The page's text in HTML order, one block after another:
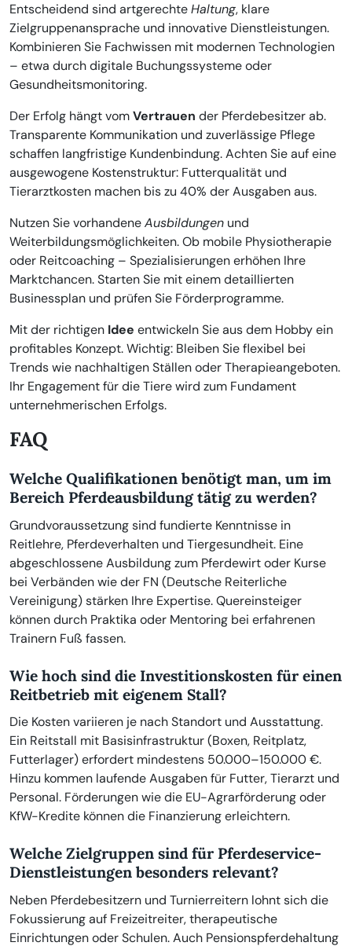
Entscheidend sind artgerechteHaltung, klare
Zielgruppenansprache und innovative Dienstleistungen.
Kombinieren Sie Fachwissen mit modernen Technologien
– etwa durch digitale Buchungssysteme oder
Gesundheitsmonitoring.
Der Erfolg hängt vomVertrauen der Pferdebesitzer ab.
Transparente Kommunikation und zuverlässige Pflege
schaffen langfristige Kundenbindung. Achten Sie auf eine
ausgewogene Kostenstruktur: Futterqualität und
Tierarztkosten machen bis zu 40% der Ausgaben aus.
Nutzen Sie vorhandeneAusbildungen und
Weiterbildungsmöglichkeiten. Ob mobile Physiotherapie
oder Reitcoaching – Spezialisierungen erhöhen Ihre
Marktchancen. Starten Sie mit einem detaillierten
Businessplan und prüfen Sie Förderprogramme.
Mit der richtigen Idee entwickeln Sie aus dem Hobby ein
profitables Konzept. Wichtig: Bleiben Sie flexibel bei
Trends wie nachhaltigen Ställen oder Therapieangeboten.
Ihr Engagement für die Tiere wird zum Fundament
unternehmerischen Erfolgs.
FAQ
Welche Qualifikationen benötigt man, um im
Bereich Pferdeausbildung tätig zu werden?
Grundvoraussetzung sind fundierte Kenntnisse in
Reitlehre, Pferdeverhalten und Tiergesundheit. Eine
abgeschlossene Ausbildung zum Pferdewirt oder Kurse
bei Verbänden wie der FN (Deutsche Reiterliche
Vereinigung) stärken Ihre Expertise. Quereinsteiger
können durch Praktika oder Mentoring bei erfahrenen
Trainern Fuß fassen.
Wie hoch sind die Investitionskosten für einen
Reitbetrieb mit eigenem Stall?
Die Kosten variieren je nach Standort und Ausstattung.
Ein Reitstall mit Basisinfrastruktur (Boxen, Reitplatz,
Futterlager) erfordert mindestens 50.000–150.000 €.
Hinzu kommen laufende Ausgaben für Futter, Tierarzt und
Personal. Förderungen wie die EU-Agrarförderung oder
KfW-Kredite können die Finanzierung erleichtern.
Welche Zielgruppen sind für Pferdeservice-
Dienstleistungen besonders relevant?
Neben Pferdebesitzern und Turnierreitern lohnt sich die
Fokussierung auf Freizeitreiter, therapeutische
Einrichtungen oder Schulen. Auch Pensionspferdehaltung